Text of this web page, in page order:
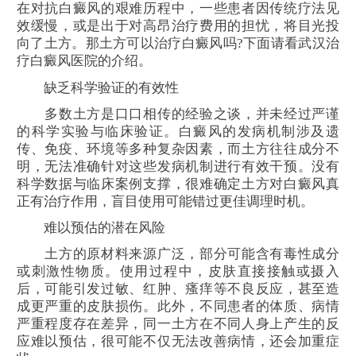
在对抗白癜风的艰难历程中，一些患者因传统疗法见
效缓慢，或是出于对高昂治疗费用的担忧，将目光投
向了土方。那土方可以治疗白癜风吗?下面请看武汉治
疗白癜风医院的介绍。
缺乏科学验证的有效性
多数土方是口口相传的经验之谈，并未经过严谨
的科学实验与临床验证。白癜风的发病机制涉及遗
传、免疫、环境等多种复杂因素，而土方往往成分不
明，无法准确针对这些发病机制进行有效干预。没有
科学数据与临床案例支撑，很难确定土方对白癜风真
正有治疗作用，盲目使用可能错过更佳调理时机。
难以预估的潜在风险
土方的原材料来源广泛，部分可能含有毒性成分
或刺激性物质。使用过程中，皮肤直接接触或摄入
后，可能引发过敏、红肿、瘙痒等不良反应，甚至造
成更严重的皮肤损伤。此外，不同患者的体质、病情
严重程度存在差异，同一土方在不同人身上产生的反
应难以预估，很可能不仅无法改善病情，还会加重症